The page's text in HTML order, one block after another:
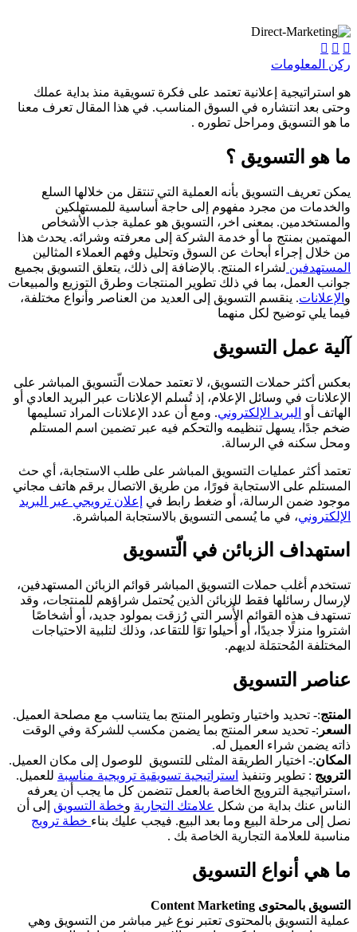
  
ركن المعلومات
هو استراتيجية إعلانية تعتمد على فكرة تسويقية منذ بداية عملك
وحتى بعد انتشاره في السوق المناسب. في هذا المقال تعرف معنا
ما هو التسويق ومراحل تطوره .
ما هو التسويق ؟
يمكن تعريف التسويق بأنه العملية التي تنتقل من خلالها السلع
والخدمات من مجرد مفهوم إلى حاجة أساسية للمستهلكين
والمستخدمين. بمعنى اخر، التسويق هو عملية جذب الأشخاص
المهتمين بمنتج ما أو خدمة الشركة إلى معرفته وشرائه. يحدث هذا
من خلال إجراء أبحاث عن السوق وتحليل وفهم العملاء المثالين
المستهدفين لشراء المنتج. بالإضافة إلى ذلك، يتعلق التسويق بجميع
جوانب العمل، بما في ذلك تطوير المنتجات وطرق التوزيع والمبيعات
و الإعلانات. ينقسم التسويق إلى العديد من العناصر وأنواع مختلفة،
فيما يلي توضيح لكل منهما
آلية عمل التسويق
بعكس أكثر حملات التسويق، لا تعتمد حملات الّتسويق المباشر على
الإعلانات في وسائل الإعلام، إذ تُسلم الإعلانات عبر البريد العادي أو
الهاتف أو البريد الإلكتروني. ومع أن عدد الإعلانات المراد تسليمها
ضخم جدًا، يسهل تنظيمه والتحكم فيه عبر تضمين اسم المستلم
ومحل سكنه في الرسالة.
تعتمد أكثر عمليات التسويق المباشر على طلب الاستجابة، أي حث
المستلم على الاستجابة فورًا، من طريق الاتصال برقم هاتف مجاني
موجود ضمن الرسالة، أو ضغط رابط في
إعلان ترويجي عبر البريد
الإلكتروني، في ما يُسمى التسويق بالاستجابة المباشرة.
استهداف الزبائن في الّتسويق
تستخدم أغلب حملات التسويق المباشر قوائم الزبائن المستهدفين،
لإرسال رسائلها فقط للزبائن الذين يُحتمل شراؤهم للمنتجات، وقد
تستهدف هذه القوائم الأُسر التي رُزقت بمولود جديد، أو أشخاصًا
اشتروا منزلًا جديدًا، أو أُحيلوا توًا للتقاعد، وذلك لتلبية الاحتياجات
المختلفة المُحتمَلة لديهم.
عناصر التسويق
المنتج:- تحديد واختيار وتطوير المنتج بما يتناسب مع مصلحة العميل.
السعر :- تحديد سعر المنتج بما يضمن مكسب للشركة وفي الوقت
ذاته يضمن شراء العميل له.
المكان:- اختيار الطريقة المثلى للتسويق للوصول إلى مكان العميل.
الترويج : تطوير وتنفيذ استراتيجية تسويقية ترويجية مناسبة للعميل.
،استراتيجية الترويج الخاصة بالعمل تتضمن كل ما يجب أن يعرفه
الناس عنك بداية من شكل علامتك التجارية وخطة التسويق إلى أن
نصل إلى مرحلة البيع وما بعد البيع. فيجب عليك بناء خطة ترويج
مناسبة للعلامة التجارية الخاصة بك .
ما هي أنواع التسويق
التسويق بالمحتوى Content Marketing
عملية التسويق بالمحتوى تعتبر نوع غير مباشر من التسويق وهي